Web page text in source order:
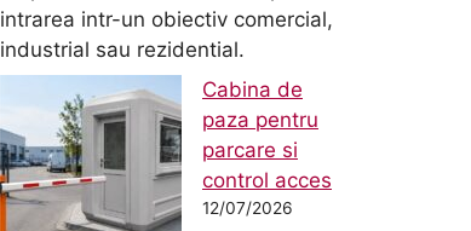
intrarea intr-un obiectiv comercial,
industrial sau rezidential.
Cabina de
paza pentru
parcare si
control acces
12/07/2026